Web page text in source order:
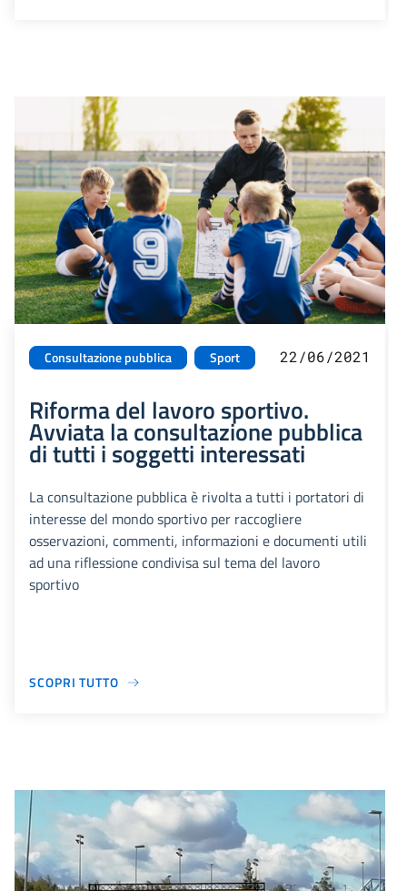
Consultazione pubblica Sport 22/06/2021
Riforma del lavoro sportivo.
Avviata la consultazione pubblica
di tutti i soggetti interessati
La consultazione pubblica è rivolta a tutti i portatori di
interesse del mondo sportivo per raccogliere
osservazioni, commenti, informazioni e documenti utili
ad una riflessione condivisa sul tema del lavoro
sportivo
SCOPRI TUTTO